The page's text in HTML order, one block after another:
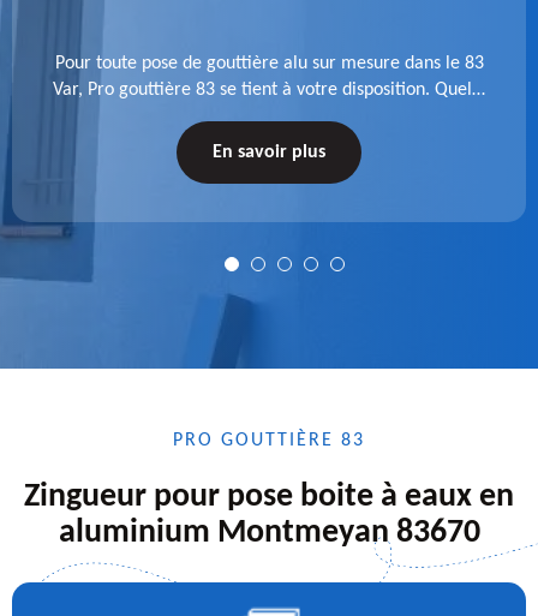
Pour toute pose de gouttière alu sur mesure dans le 83
Var, Pro gouttière 83 se tient à votre disposition. Quelle
nous confiance.
En savoir plus
PRO GOUTTIÈRE 83
Zingueur pour pose boite à eaux en
aluminium Montmeyan 83670